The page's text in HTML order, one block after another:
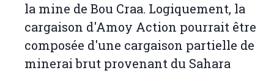
la mine de Bou Craa. Logiquement, la
cargaison d'Amoy Action pourrait être
composée d'une cargaison partielle de
minerai brut provenant du Sahara